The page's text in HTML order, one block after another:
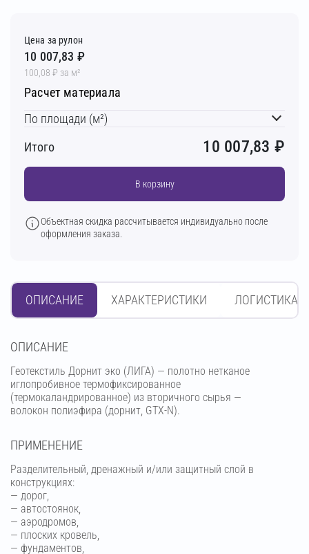
Цена за рулон
10 007,83 ₽
100,08 ₽ за м²
Расчет материала
По площади (м²)
Итого
10 007,83 ₽
В корзину
Объектная скидка рассчитывается индивидуально после
оформления заказа.
ОПИСАНИЕ ХАРАКТЕРИСТИКИ ЛОГИСТИКА
OПИСАНИЕ
Геотекстиль Дорнит эко (ЛИГА) — полотно нетканое
иглопробивное термофиксированное
(термокаландрированное) из вторичного сырья —
волокон полиэфира (дорнит, GTX-N).
ПРИМЕНЕНИЕ
Разделительный, дренажный и/или защитный слой в
конструкциях:
— дорог,
— автостоянок,
— аэродромов,
— плоских кровель,
— фундаментов,